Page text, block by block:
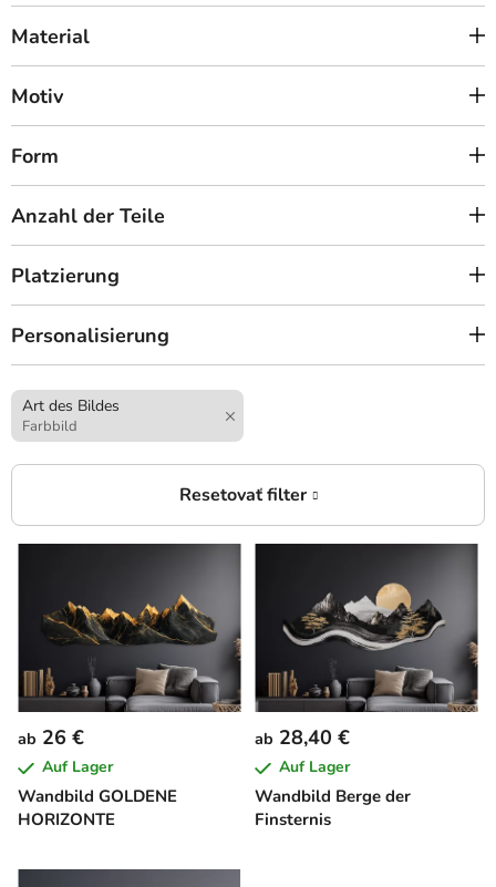
Material
Motiv
Form
Anzahl der Teile
Platzierung
Personalisierung
Art des Bildes
Farbbild
L
e
d
e
r
P
r
d
Wandbild GOLDENE
HORIZONTE
ab 26 €
Auf Lager
Wandbild Berge der
Finsternis
ab 28,40 €
Auf Lager